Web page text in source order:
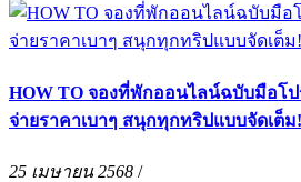
HOW TO จองที่พักออนไลน์ฉบับมือโป
จ่ายราคาเบาๆ สนุกทุกทริปแบบจัดเต็ม!
25 เมษายน 2568 /